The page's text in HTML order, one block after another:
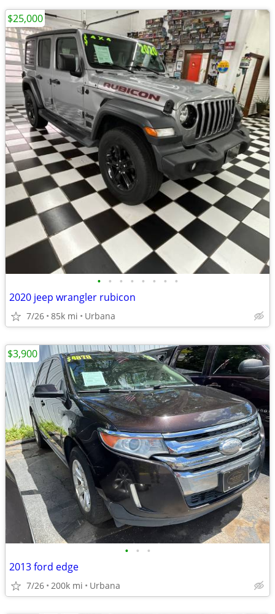
• • • • • • • •
2020 jeep wrangler rubicon
7/26 85k mi Urbana
$25,000
• • •
2013 ford edge
7/26 200k mi Urbana
$3,900